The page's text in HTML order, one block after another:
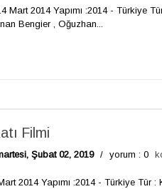
2014 Yapımı :2014 - Türkiye
Bengier , Oğuzhan...
Filmi
Şubat 02, 2019 / yorum : 0
2014 Yapımı :2014 - Türkiye Tür